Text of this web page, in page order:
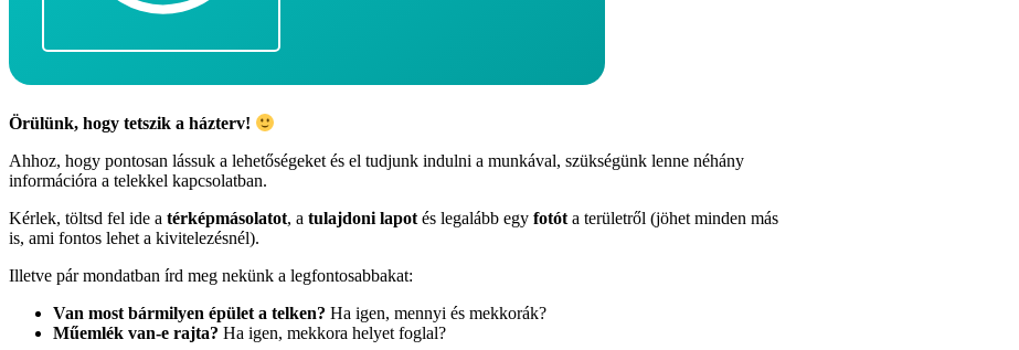
Örülünk, hogy tetszik a házterv!
Ahhoz, hogy pontosan lássuk a lehetőségeket és el tudjunk indulni a munkával, szükségünk lenne néhány
információra a telekkel kapcsolatban.
Kérlek, töltsd fel ide a térképmásolatot, a tulajdoni lapot és legalább egy fotót a területről (jöhet minden más
is, ami fontos lehet a kivitelezésnél).
Illetve pár mondatban írd meg nekünk a legfontosabbakat:
Van most bármilyen épület a telken? Ha igen, mennyi és mekkorák?
Műemlék van-e rajta? Ha igen, mekkora helyet foglal?